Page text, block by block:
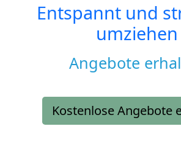
Entspannt und
umziehen
Angebote
Kostenlose Angebote